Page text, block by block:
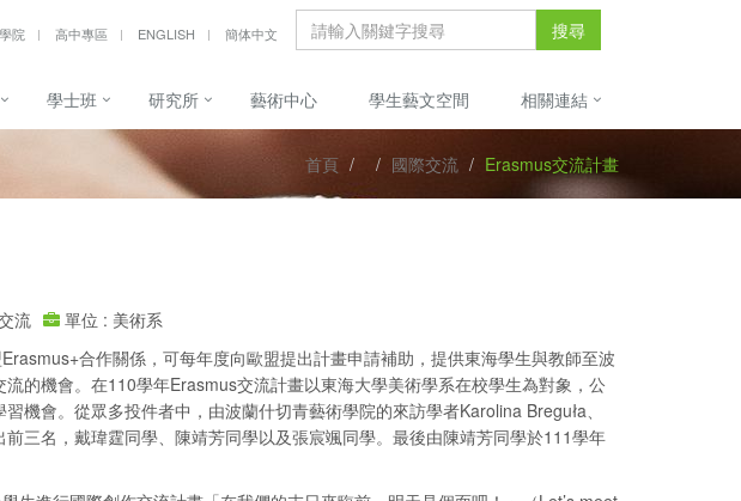
院 高中專區 ENGLISH 簡体中文 搜尋
學士班 研究所 藝術中心 學生藝文空間 相關連結
首頁 國際交流 Erasmus交流計畫
流
單位 : 美術系
合作關係，可每年度向歐盟提出計畫申請補助，提供東海學生與教師至波
的機會。在110學年Erasmus交流計畫以東海大學美術學系在校學生為對象，公
機會。從眾多投件者中，由波蘭什切青藝術學院的來訪學者Karolina Breguła、
三名，戴瑋霆同學、陳靖芳同學以及張宸颯同學。最後由陳靖芳同學於111學年